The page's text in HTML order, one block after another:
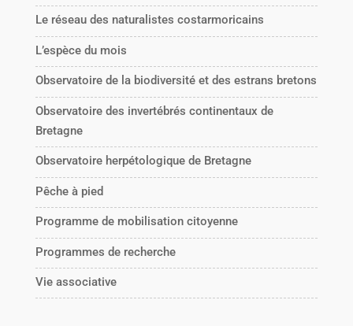
Le réseau des naturalistes costarmoricains
L’espèce du mois
Observatoire de la biodiversité et des estrans bretons
Observatoire des invertébrés continentaux de
Bretagne
Observatoire herpétologique de Bretagne
Pêche à pied
Programme de mobilisation citoyenne
Programmes de recherche
Vie associative